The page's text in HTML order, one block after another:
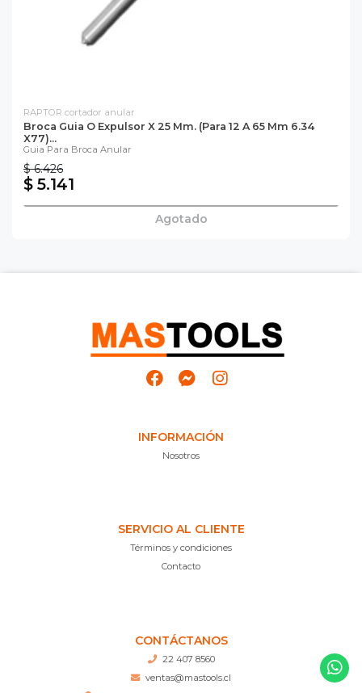
RAPTOR cortador anular
Broca Guia O Expulsor X 25 Mm. (para 12 A 65 Mm 6.34
X77)...
Guia Para Broca Anular
$ 6.426
$ 5.141
Agotado
INFORMACIÓN
Nosotros
SERVICIO AL CLIENTE
Términos y condiciones
Contacto
CONTÁCTANOS
22 407 8560
ventas@mastools.cl